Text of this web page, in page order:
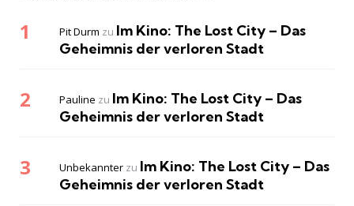
Pit Durm zu Im Kino: The Lost City – Das
Geheimnis der verloren Stadt
Pauline zu Im Kino: The Lost City – Das
Geheimnis der verloren Stadt
Unbekannter zu Im Kino: The Lost City – Das
Geheimnis der verloren Stadt